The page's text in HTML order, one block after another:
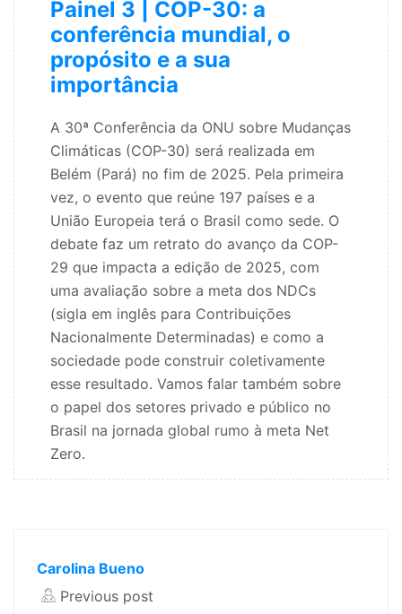
Painel 3 | COP-30: a
conferência mundial, o
propósito e a sua
importância
A 30ª Conferência da ONU sobre Mudanças
Climáticas (COP-30) será realizada em
Belém (Pará) no fim de 2025. Pela primeira
vez, o evento que reúne 197 países e a
União Europeia terá o Brasil como sede. O
debate faz um retrato do avanço da COP-
29 que impacta a edição de 2025, com
uma avaliação sobre a meta dos NDCs
(sigla em inglês para Contribuições
Nacionalmente Determinadas) e como a
sociedade pode construir coletivamente
esse resultado. Vamos falar também sobre
o papel dos setores privado e público no
Brasil na jornada global rumo à meta Net
Zero.
Carolina Bueno
Previous post